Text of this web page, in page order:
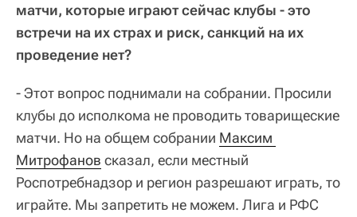
матчи, которые играют сейчас клубы - это
встречи на их страх и риск, санкций на их
проведение нет?
- Этот вопрос поднимали на собрании. Просили
клубы до исполкома не проводить товарищеские
матчи. Но на общем собрании Максим
Митрофанов сказал, если местный
Роспотребнадзор и регион разрешают играть, то
играйте. Мы запретить не можем. Лига и РФС